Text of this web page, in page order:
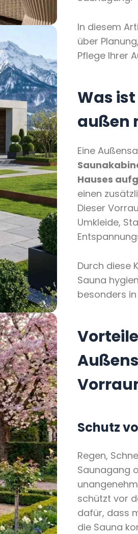
In diesem
über
Pflege Ihrer
Was
außen
Eine
Hauses
einen
Dieser
Umkleide,
Durch diese
Sauna
besonders
Schutz
Regen,
Saunagang
schützt vor
dafür, dass
die Sauna